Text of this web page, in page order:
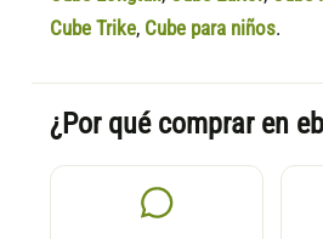
Cube Trike, Cube para niños.
¿Por qué comprar en